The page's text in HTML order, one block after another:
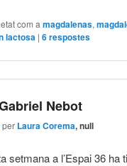
com a magdalenas,
lactosa |6respostes
Nebot
per Laura Corema, null
setmana a l’Espai 36 ha